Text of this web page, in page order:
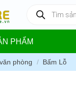
kiếm
phẩm
PHẨM
phòng / Bấm Lỗ